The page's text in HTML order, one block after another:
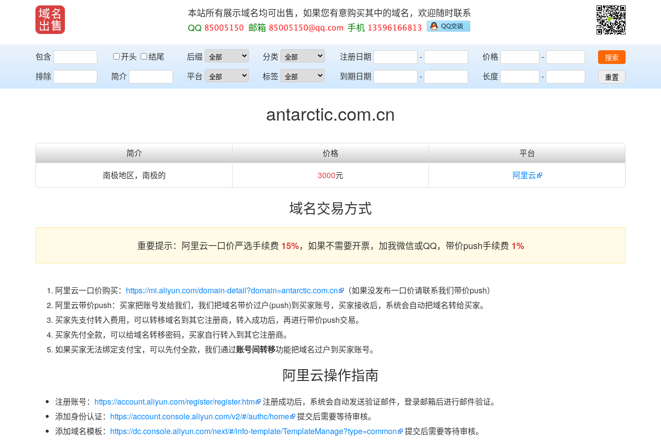
本站所有展示域名均可出售，如果您有意购买其中的域名，欢迎随时联系
QQ
邮箱 手机
包含 开头
结尾
排除
简介
后缀
平台
分类
标签
注册日期
-
到期日期
-
价格
-
长度
-
搜索
重置
antarctic.com.cn
简介 价格
平台
南极地区，南极的
3000元 阿里云
域名交易方式
重要提示：阿里云一口价严选手续费 15%，如果不需要开票，加我微信或QQ，带价push手续费 1%
阿里云一口价购买： https://mi.aliyun.com/domain-detail?domain=antarctic.com.cn
（如果没发布一口价请联系我们带价push）
阿里云带价push：买家把账号发给我们，我们把域名带价过户(push)到买家账号，买家接收后，系统会自动把域名转给买家。
买家先支付转入费用，可以转移域名到其它注册商，转入成功后，再进行带价push交易。
买家先付全款，可以给域名转移密码，买家自行转入到其它注册商。
如果买家无法绑定支付宝，可以先付全款，我们通过账号间转移功能把域名过户到买家账号。
阿里云操作指南
注册账号： https://account.aliyun.com/register/register.htm
注册成功后，系统会自动发送验证邮件，登录邮箱后进行邮件验证。
添加身份认证： https://account.console.aliyun.com/v2/#/authc/home
提交后需要等待审核。
添加域名模板： https://dc.console.aliyun.com/next/#/info-template/TemplateManage?type=common
提交后需要等待审核。